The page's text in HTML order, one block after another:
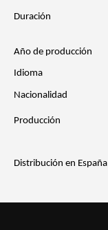
Duración
Año de producción
Idioma
Nacionalidad
Producción
Distribución en España